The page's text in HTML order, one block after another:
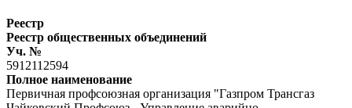
Реестр
Реестр общественных объединений
Уч. №
5912112594
Полное наименование
Первичная профсоюзная организация "Газпром Трансгаз